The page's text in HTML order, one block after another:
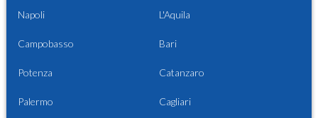
Napoli L'Aquila
Campobasso Bari
Potenza Catanzaro
Palermo Cagliari